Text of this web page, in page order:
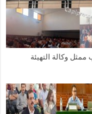
وكالة التهيئة